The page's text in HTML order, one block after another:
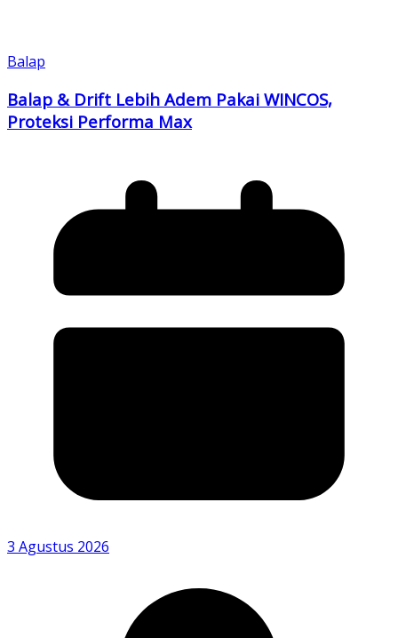
Balap
Balap & Drift Lebih Adem Pakai WINCOS,
Proteksi Performa Max
3 Agustus 2026